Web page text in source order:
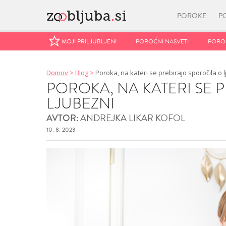
POROKE
MOJI PRILJUBLJENI POROČNI NASVETI
MOJI PRILJUBLJENI POROČNI NASVETI
Domov > Blog > Poroka, na kateri se prebirajo sporočila o
POROKA, NA KATERI SE
LJUBEZNI
AVTOR:ANDREJKA LIKAR KOFOL
10. 8. 2023